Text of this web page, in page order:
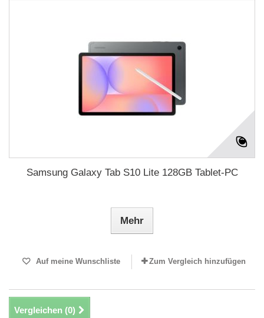
Samsung Galaxy Tab S10 Lite 128GB Tablet-PC
Mehr
Auf meine Wunschliste Zum Vergleich hinzufügen
Vergleichen (0)